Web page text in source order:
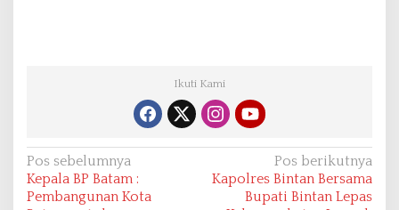
Ikuti Kami
N
a
Pos sebelumnya
Kepala BP Batam :
Pembangunan Kota
Pos berikutnya
Kapolres Bintan Bersama
Bupati Bintan Lepas